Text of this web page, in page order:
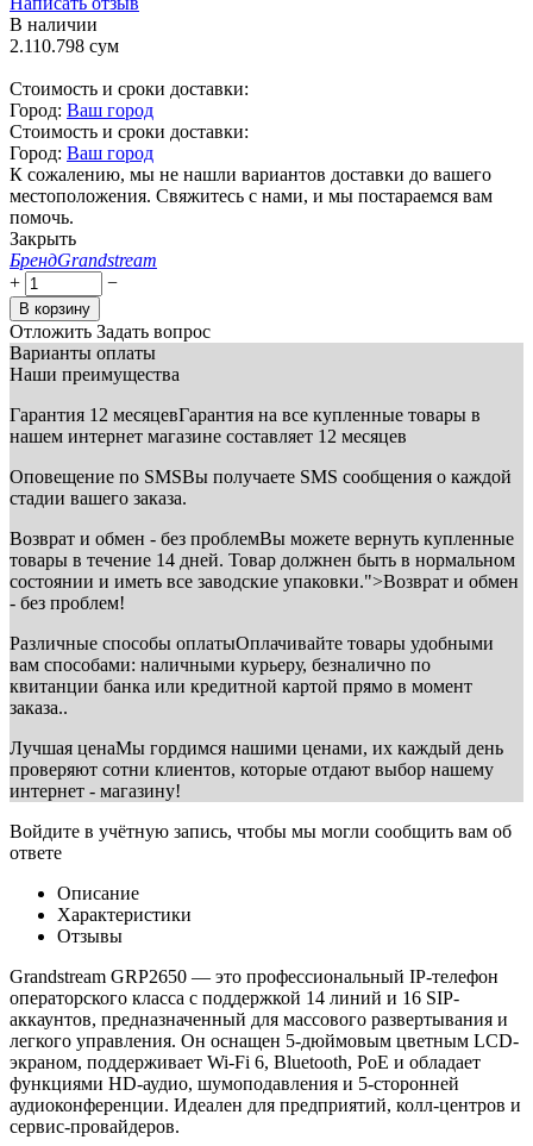
В наличии
2.110.798 сум
Стоимость и сроки доставки:
Город: Ваш город
Стоимость и сроки доставки:
Город: Ваш город
К сожалению, мы не нашли вариантов доставки до вашего
местоположения. Свяжитесь с нами, и мы постараемся вам
помочь.
Закрыть
БрендGrandstream
+
−
В корзину
Отложить Задать вопрос
Варианты оплаты
Наши преимущества
Гарантия 12 месяцевГарантия на все купленные товары в
нашем интернет магазине составляет 12 месяцев
Оповещение по SMSВы получаете SMS сообщения о каждой
стадии вашего заказа.
Возврат и обмен - без проблемВы можете вернуть купленные
товары в течение 14 дней. Товар должнен быть в нормальном
состоянии и иметь все заводские упаковки.">Возврат и обмен
- без проблем!
Различные способы оплатыОплачивайте товары удобными
вам способами: наличными курьеру, безналично по
квитанции банка или кредитной картой прямо в момент
заказа..
Лучшая ценаМы гордимся нашими ценами, их каждый день
проверяют сотни клиентов, которые отдают выбор нашему
интернет - магазину!
Войдите в учётную запись, чтобы мы могли сообщить вам об
ответе
Описание
Характеристики
Отзывы
Grandstream GRP2650 — это профессиональный IP-телефон
операторского класса с поддержкой 14 линий и 16 SIP-
аккаунтов, предназначенный для массового развертывания и
легкого управления. Он оснащен 5-дюймовым цветным LCD-
экраном, поддерживает Wi-Fi 6, Bluetooth, PoE и обладает
функциями HD-аудио, шумоподавления и 5-сторонней
аудиоконференции. Идеален для предприятий, колл-центров и
сервис-провайдеров.